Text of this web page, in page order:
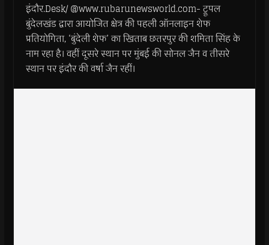
इंदौर.Desk/ @www.rubarunewsworld.com- ट्रूपल
बुंदेलखंड द्वारा आयोजित क्षेत्र की पहली ऑनलाइन शेफ
प्रतियोगिता, ‘बुंदेली शेफ’ का खिताब छतरपुर की शमिता सिंह के
नाम रहा है। वहीं दूसरे स्थान पर मुंबई की सोनल जैन व तीसरे
स्थान पर इंदौर की वर्षा जैन रहीं।